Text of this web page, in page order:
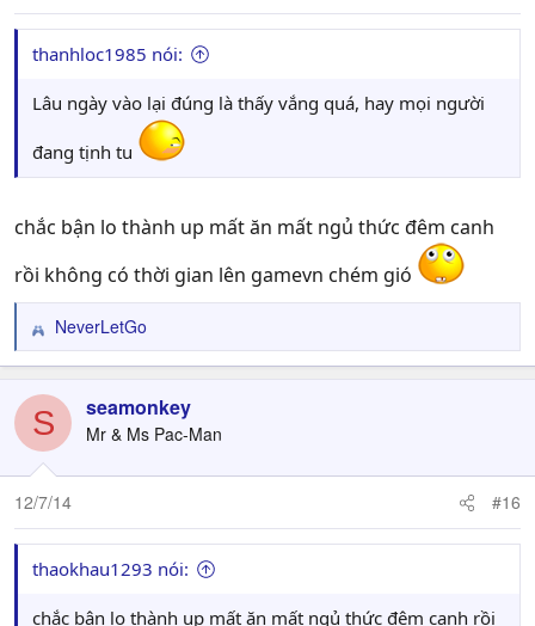
:
thanhloc1985 nói:
Lâu ngày vào lại đúng là thấy vắng quá, hay mọi người
đang tịnh tu
chắc bận lo thành up mất ăn mất ngủ thức đêm canh
rồi không có thời gian lên gamevn chém gió
R
e
c
i
o
n
:
NeverLetGo
S seamonkey
Mr & Ms Pac-Man
12/7/14 #16
thaokhau1293 nói:
chắc bận lo thành up mất ăn mất ngủ thức đêm canh rồi